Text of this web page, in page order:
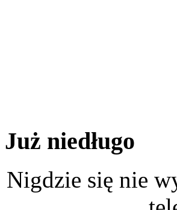
Już niedługo
Nigdzie się nie